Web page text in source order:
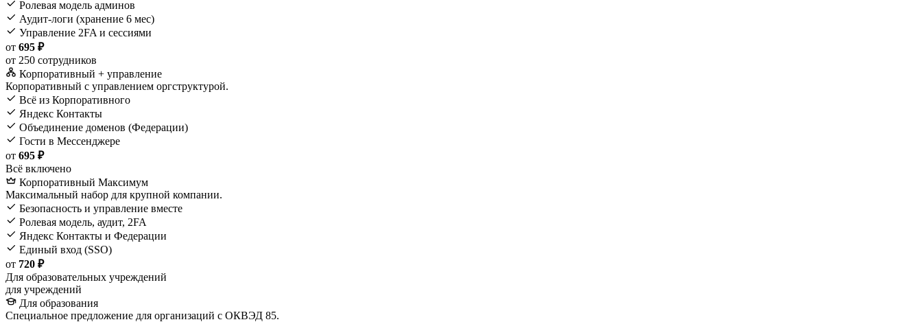
Ролевая модель админов
Аудит-логи (хранение 6 мес)
Управление 2FA и сессиями
от 695 ₽
от 250 сотрудников
Корпоративный + управление
Корпоративный с управлением оргструктурой.
Всё из Корпоративного
Яндекс Контакты
Объединение доменов (Федерации)
Гости в Мессенджере
от 695 ₽
Всё включено
Корпоративный Максимум
Максимальный набор для крупной компании.
Безопасность и управление вместе
Ролевая модель, аудит, 2FA
Яндекс Контакты и Федерации
Единый вход (SSO)
от 720 ₽
Для образовательных учреждений
для учреждений
Для образования
Специальное предложение для организаций с ОКВЭД 85.